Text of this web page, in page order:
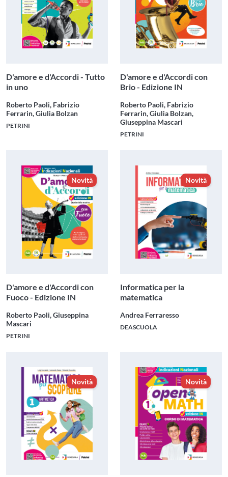
D'amore e d'Accordi - Tutto
in uno
Roberto Paoli, Fabrizio
Ferrarin, Giulia Bolzan
PETRINI
D'amore e d'Accordi con
Brio - Edizione IN
Roberto Paoli, Fabrizio
Ferrarin, Giulia Bolzan,
Giuseppina Mascari
PETRINI
Novità
D'amore e d'Accordi con
Fuoco - Edizione IN
Roberto Paoli, Giuseppina
Mascari
PETRINI
Novità
Informatica per la
matematica
Andrea Ferraresso
DEASCUOLA
Novità Novità